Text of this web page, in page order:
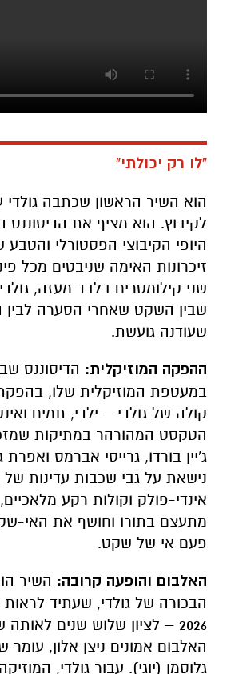
"לו רק יכולתי"
הוא השיר הראשון שכתבה
לקיבוץ. הוא מציף את הדיסוננס
היופי הקיבוצי הפסטורלי והטבע
זיכרונות האימה שניבטים מכל
שני קילומטרים בלבד מעזה,
שבין השקט שאחרי הסערה לבין
שעודנה גועשת.
ההפקה המוזיקלית: הדיסוננס
במעטפת המוזיקלית שלו,
קולה של גולדי – ילדי, תמים
הטקסט המהורהר במתיקות
ג'יין בורדו, גרייסי אברמס
נישאת על גבי שכבות עדינות
אינדי-פולק וקולות רקע
מתעצם בתורו וחושף את האי-
פעם אי של שקט.
האלבום והופעה קרובה: השיר
הבכורה של גולדי, שעתיד לראות
2026 – לציון שלוש שנים
האלבום אמונים ניצן אלון, עומר
גלוסמן (יוגי). עבור גולדי,